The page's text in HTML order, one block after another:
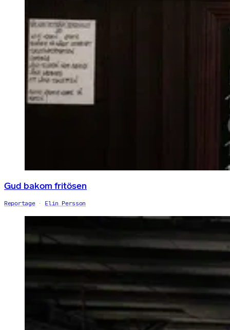
Gud bakom fritösen
Reportage Elin Persson